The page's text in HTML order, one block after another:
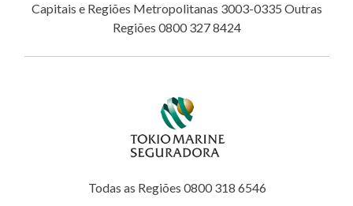
Capitais e Regiões Metropolitanas 3003-0335 Outras
Regiões 0800 327 8424
Todas as Regiões 0800 318 6546